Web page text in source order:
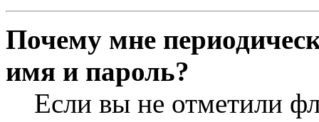
Почему мне
имя и пароль?
Если вы не отметили